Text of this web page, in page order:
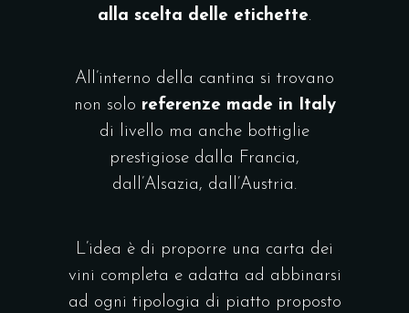
alla scelta delle etichette.
All’interno della cantina si trovano
non solo referenze made in Italy
di livello ma anche bottiglie
prestigiose dalla Francia,
dall’Alsazia, dall’Austria.
L’idea è di proporre una carta dei
vini completa e adatta ad abbinarsi
ad ogni tipologia di piatto proposto